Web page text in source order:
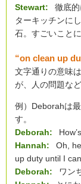
Stewart:
徹底
ターキッチンに
石。すごいこと
“on clean up
文字通りの意味
が、人の問題な
例）Deborahは
す。
Deborah:
Hannah:
Oh,
up duty until I
Deborah:
ワン